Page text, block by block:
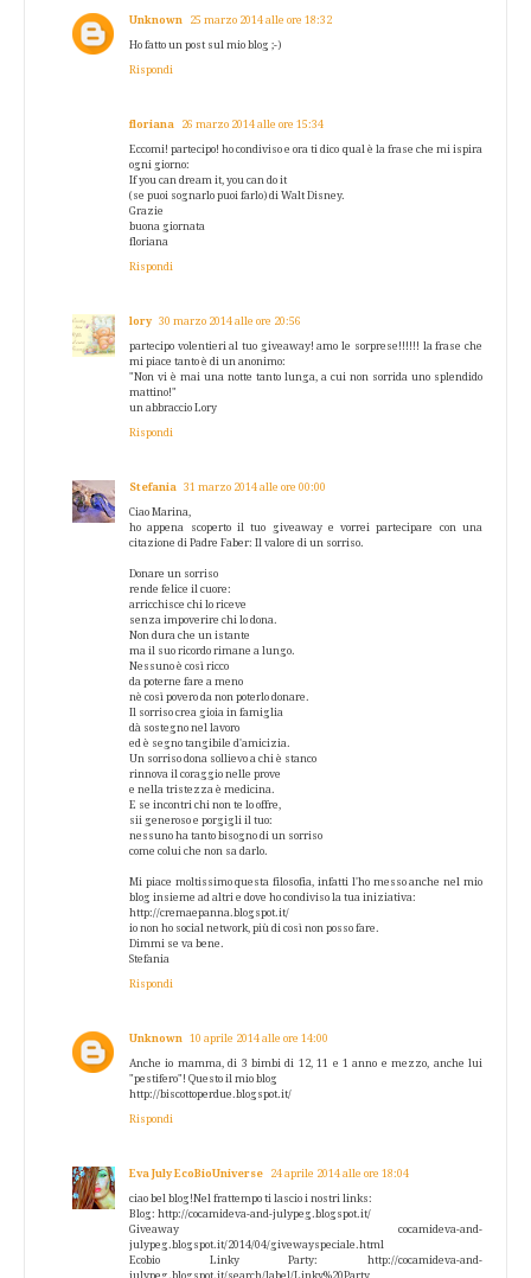
Unknown 25 marzo 2014 alle ore 18:32
Ho fatto un post sul mio blog ;-)
Rispondi
floriana 26 marzo 2014 alle ore 15:34
Eccomi! partecipo! ho condiviso e ora ti dico qual è la frase che mi ispira
ogni giorno:
If you can dream it, you can do it
(se puoi sognarlo puoi farlo) di Walt Disney.
Grazie
buona giornata
floriana
Rispondi
lory 30 marzo 2014 alle ore 20:56
partecipo volentieri al tuo giveaway! amo le sorprese!!!!!! la frase che
mi piace tanto è di un anonimo:
"Non vi è mai una notte tanto lunga, a cui non sorrida uno splendido
mattino!"
un abbraccio Lory
Rispondi
Stefania 31 marzo 2014 alle ore 00:00
Ciao Marina,
ho appena scoperto il tuo giveaway e vorrei partecipare con una
citazione di Padre Faber: Il valore di un sorriso.
Donare un sorriso
rende felice il cuore:
arricchisce chi lo riceve
senza impoverire chi lo dona.
Non dura che un istante
ma il suo ricordo rimane a lungo.
Nessuno è così ricco
da poterne fare a meno
nè così povero da non poterlo donare.
Il sorriso crea gioia in famiglia
dà sostegno nel lavoro
ed è segno tangibile d'amicizia.
Un sorriso dona sollievo a chi è stanco
rinnova il coraggio nelle prove
e nella tristezza è medicina.
E se incontri chi non te lo offre,
sii generoso e porgigli il tuo:
nessuno ha tanto bisogno di un sorriso
come colui che non sa darlo.
Mi piace moltissimo questa filosofia, infatti l'ho messo anche nel mio
blog insieme ad altri e dove ho condiviso la tua iniziativa:
http://cremaepanna.blogspot.it/
io non ho social network, più di così non posso fare.
Dimmi se va bene.
Stefania
Rispondi
Unknown 10 aprile 2014 alle ore 14:00
Anche io mamma, di 3 bimbi di 12, 11 e 1 anno e mezzo, anche lui
"pestifero"! Questo il mio blog
http://biscottoperdue.blogspot.it/
Rispondi
Eva July EcoBioUniverse 24 aprile 2014 alle ore 18:04
ciao bel blog!Nel frattempo ti lascio i nostri links:
Blog: http://cocamideva-and-julypeg.blogspot.it/
Giveaway cocamideva-and-
julypeg.blogspot.it/2014/04/givewayspeciale.html
Ecobio Linky Party: http://cocamideva-and-